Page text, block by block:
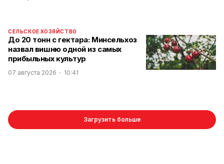
СЕЛЬСКОЕ ХОЗЯЙСТВО
До 20 тонн с гектара: Минсельхоз
назвал вишню одной из самых
прибыльных культур
07 августа 2026 10:41
Загрузить больше